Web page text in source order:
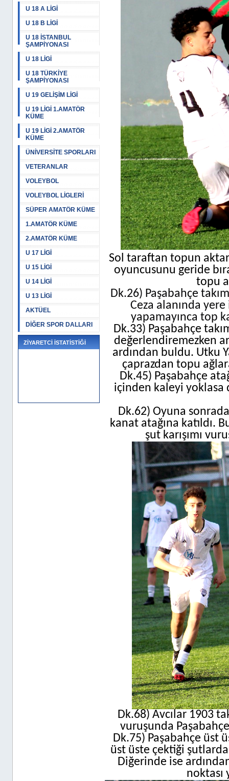
U 18 A LİGİ
U 18 B LİGİ
U 18 İSTANBUL
ŞAMPİYONASI
U 18 LİGİ
U 18 TÜRKİYE
ŞAMPİYONASI
U 19 GELİŞİM LİGİ
U 19 LİGİ 1.AMATÖR
KÜME
U 19 LİGİ 2.AMATÖR
KÜME
ÜNİVERSİTE SPORLARI
VETERANLAR
VOLEYBOL
VOLEYBOL LİGLERİ
SÜPER AMATÖR KÜME
1.AMATÖR KÜME
2.AMATÖR KÜME
U 17 LİGİ
U 15 LİGİ
U 14 LİGİ
U 13 LİGİ
AKTÜEL
DİĞER SPOR DALLARI
ZİYARETCİ İSTATİSTİĞİ
Sol taraftan topun
oyuncusunu geride
topu
Dk.26) Paşabahçe
Ceza alanında
yapamayınca top
Dk.33) Paşabahçe
değerlendiremezken
ardından buldu. Utku
çaprazdan topu
Dk.45) Paşabahçe
içinden kaleyi yoklasa
Dk.62) Oyuna
kanat atağına katıldı.
şut karışımı
Dk.68) Avcılar 1903
vuruşunda
Dk.75) Paşabahçe üst
üst üste çektiği
Diğerinde ise
noktası